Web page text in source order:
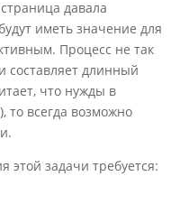
давала
иметь значение для
Процесс не так
составляет длинный
что нужды в
то всегда возможно
этой задачи требуется: